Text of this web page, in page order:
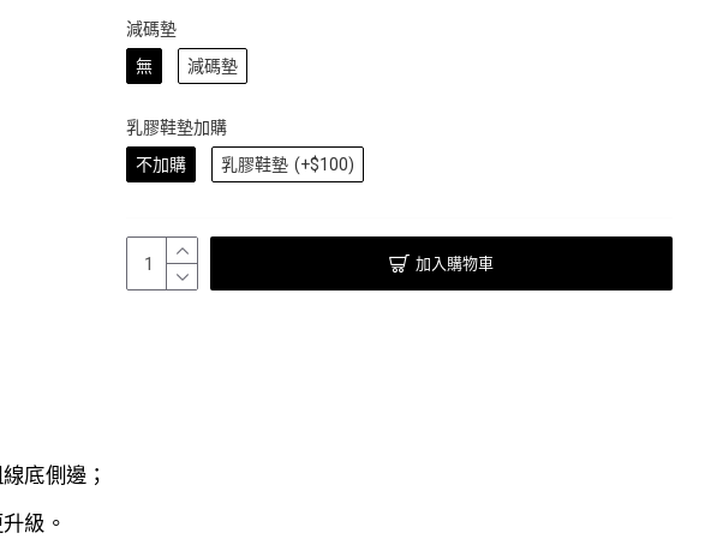
減碼墊
無
減碼墊
乳膠鞋墊加購
不加購
乳膠鞋墊 (+$100)
加入購物車
底側邊；
級。